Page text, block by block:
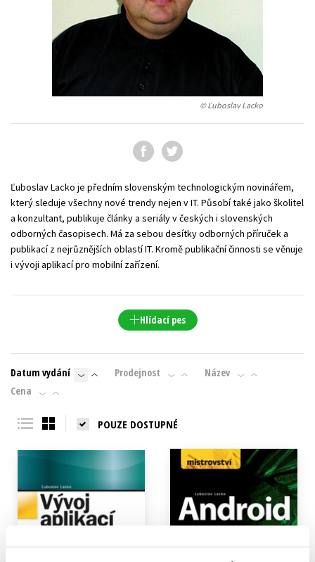
Young adult (SK)
Zahraniční literatura
© Ľuboslav Lacko
Ľuboslav Lacko je předním slovenským technologickým novinářem,
který sleduje všechny nové trendy nejen v IT. Působí také jako školitel
a konzultant, publikuje články a seriály v českých i slovenských
odborných časopisech. Má za sebou desítky odborných příruček a
publikací z nejrůznějších oblastí IT. Kromě publikační činnosti se věnuje
i vývoji aplikací pro mobilní zařízení.
Hlídací pes
Datum vydání Prodejnost
Název
Cena
POUZE DOSTUPNÉ